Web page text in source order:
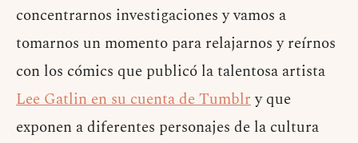
concentrarnos investigaciones y vamos a
tomarnos un momento para relajarnos y reírnos
con los cómics que publicó la talentosa artista
Lee Gatlin en su cuenta de Tumblry que
exponen a diferentes personajes de la cultura